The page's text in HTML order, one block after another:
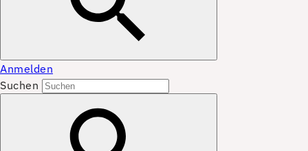
Anmelden
Suchen